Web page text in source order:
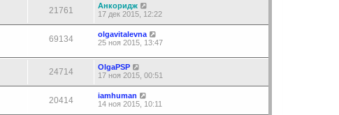
21761
Анкоридж
17 дек 2015, 12:22
69134
olgavitalevna
25 ноя 2015, 13:47
24714
OlgaPSP
17 ноя 2015, 00:51
20414
iamhuman
14 ноя 2015, 10:11